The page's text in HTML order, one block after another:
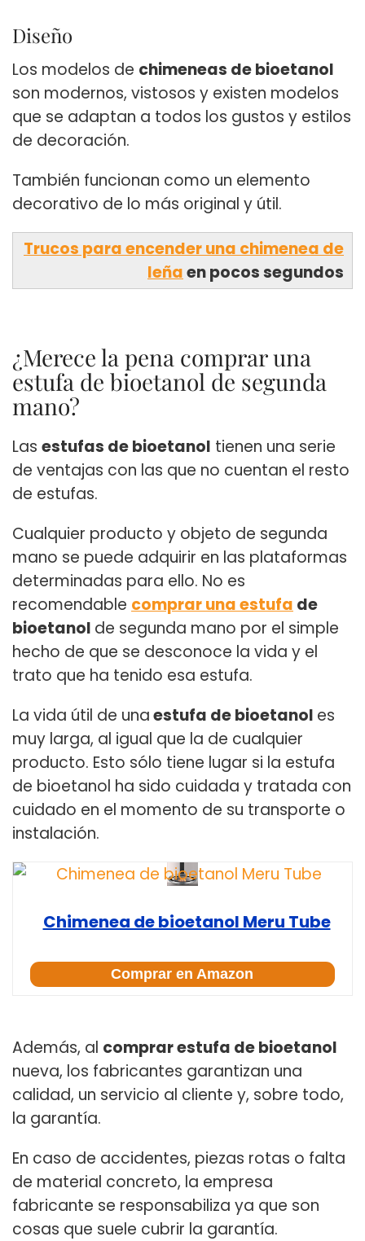
Diseño
Los modelos de chimeneas de bioetanol
son modernos, vistosos y existen modelos
que se adaptan a todos los gustos y estilos
de decoración.
También funcionan como un elemento
decorativo de lo más original y útil.
Trucos para encender una chimenea de
leñaen pocos segundos
¿Merece la pena comprar una
estufa de bioetanol de segunda
mano?
Las estufas de bioetanol tienen una serie
de ventajas con las que no cuentan el resto
de estufas.
Cualquier producto y objeto de segunda
mano se puede adquirir en las plataformas
determinadas para ello. No es
recomendable comprar una estufa de
bioetanol de segunda mano por el simple
hecho de que se desconoce la vida y el
trato que ha tenido esa estufa.
La vida útil de unaestufa de bioetanol es
muy larga, al igual que la de cualquier
producto. Esto sólo tiene lugar si la estufa
de bioetanol ha sido cuidada y tratada con
cuidado en el momento de su transporte o
instalación.
Chimenea de bioetanol Meru Tube
Comprar en Amazon
Además, al comprar estufa de bioetanol
nueva, los fabricantes garantizan una
calidad, un servicio al cliente y, sobre todo,
la garantía.
En caso de accidentes, piezas rotas o falta
de material concreto, la empresa
fabricante se responsabiliza ya que son
cosas que suele cubrir la garantía.